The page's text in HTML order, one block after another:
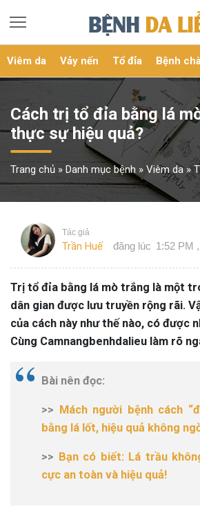
Viêm da Vảy nến Tổ đỉa Bệnh
Cách trị tổ đỉa bằng lá
thực sự hiệu quả?
Trang chủ » Danh mục bệnh » Viêm da »
Tác giả
Trần Huế đăng lúc 1:52 PM
Trị tổ đỉa bằng lá mò trắng là một
dân gian được lưu truyền rộng rãi.
của cách này như thế nào, có được
Cùng Camnangbenhdalieu làm rõ
Bài nên đọc:
>> Mách người bệnh cách
bằng lá lốt, hiệu quả không
>> Bạn có biết: Lá trầu
cực an toàn và hiệu quả!